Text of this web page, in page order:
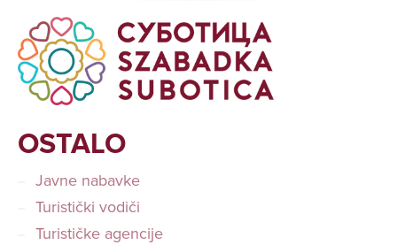
OSTALO
Javne nabavke
Turistički vodiči
Turističke agencije